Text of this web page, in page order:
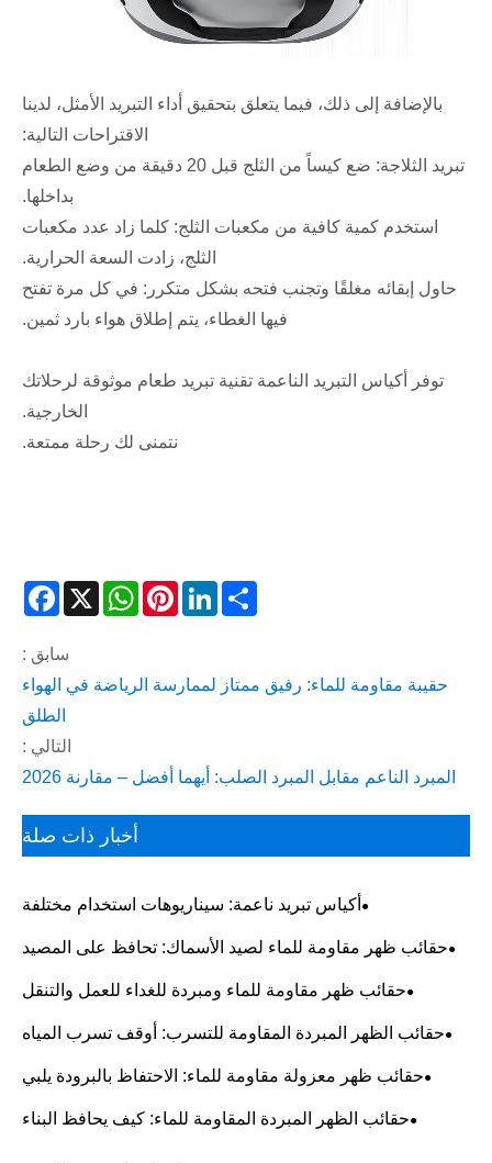
بالإضافة إلى ذلك، فيما يتعلق بتحقيق أداء التبريد الأمثل، لدينا
الاقتراحات التالية:
تبريد الثلاجة: ضع كيساً من الثلج قبل 20 دقيقة من وضع الطعام
بداخلها.
استخدم كمية كافية من مكعبات الثلج: كلما زاد عدد مكعبات
الثلج، زادت السعة الحرارية.
حاول إبقائه مغلقًا وتجنب فتحه بشكل متكرر: في كل مرة تفتح
فيها الغطاء، يتم إطلاق هواء بارد ثمين.
توفر أكياس التبريد الناعمة تقنية تبريد طعام موثوقة لرحلاتك
الخارجية.
نتمنى لك رحلة ممتعة.
X
WhatsAppPinterestLinkedInShare
سابق :
حقيبة مقاومة للماء: رفيق ممتاز لممارسة الرياضة في الهواء
الطلق
التالي :
المبرد الناعم مقابل المبرد الصلب: أيهما أفضل – مقارنة 2026
أخبار ذات صلة
أكياس تبريد ناعمة: سيناريوهات استخدام مختلفة
حقائب ظهر مقاومة للماء لصيد الأسماك: تحافظ على المصيد
باردًا وجافًا
حقائب ظهر مقاومة للماء ومبردة للغداء للعمل والتنقل
حقائب الظهر المبردة المقاومة للتسرب: أوقف تسرب المياه
الذائبة للأبد
حقائب ظهر معزولة مقاومة للماء: الاحتفاظ بالبرودة يلبي
الغمر الكامل
حقائب الظهر المبردة المقاومة للماء: كيف يحافظ البناء